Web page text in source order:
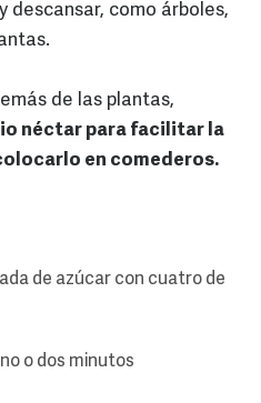
descansar, como árboles,
de las plantas,
néctar para facilitar la
en comederos.
de azúcar con cuatro de
o dos minutos